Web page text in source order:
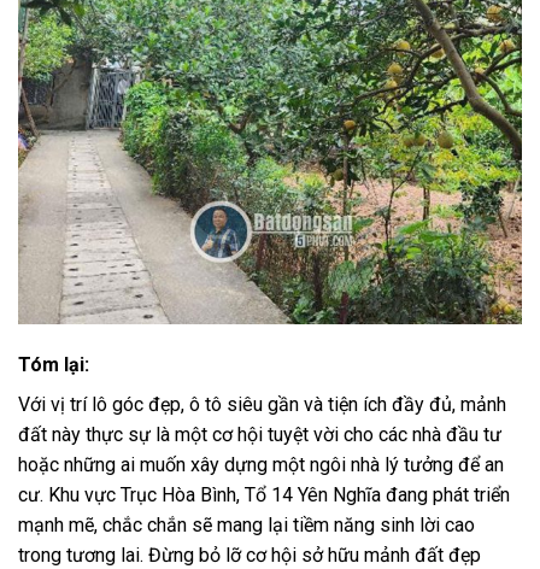
Tóm lại:
Với vị trí lô góc đẹp, ô tô siêu gần và tiện ích đầy đủ, mảnh
đất này thực sự là một cơ hội tuyệt vời cho các nhà đầu tư
hoặc những ai muốn xây dựng một ngôi nhà lý tưởng để an
cư. Khu vực Trục Hòa Bình, Tổ 14 Yên Nghĩa đang phát triển
mạnh mẽ, chắc chắn sẽ mang lại tiềm năng sinh lời cao
trong tương lai. Đừng bỏ lỡ cơ hội sở hữu mảnh đất đẹp